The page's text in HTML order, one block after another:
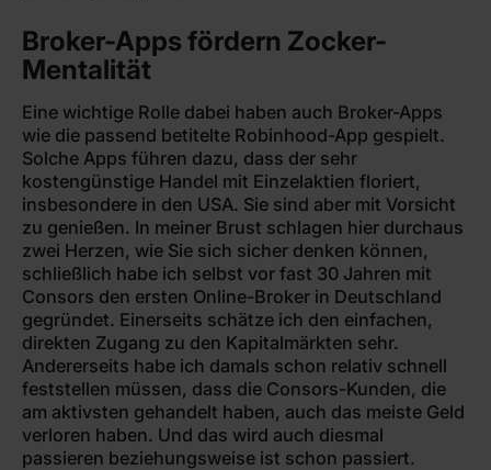
Broker-Apps fördern Zocker-
Mentalität
Eine wichtige Rolle dabei haben auch Broker-Apps
wie die passend betitelte Robinhood-App gespielt.
Solche Apps führen dazu, dass der sehr
kostengünstige Handel mit Einzelaktien floriert,
insbesondere in den USA. Sie sind aber mit Vorsicht
zu genießen. In meiner Brust schlagen hier durchaus
zwei Herzen, wie Sie sich sicher denken können,
schließlich habe ich selbst vor fast 30 Jahren mit
Consors den ersten Online-Broker in Deutschland
gegründet. Einerseits schätze ich den einfachen,
direkten Zugang zu den Kapitalmärkten sehr.
Andererseits habe ich damals schon relativ schnell
feststellen müssen, dass die Consors-Kunden, die
am aktivsten gehandelt haben, auch das meiste Geld
verloren haben. Und das wird auch diesmal
passieren beziehungsweise ist schon passiert.